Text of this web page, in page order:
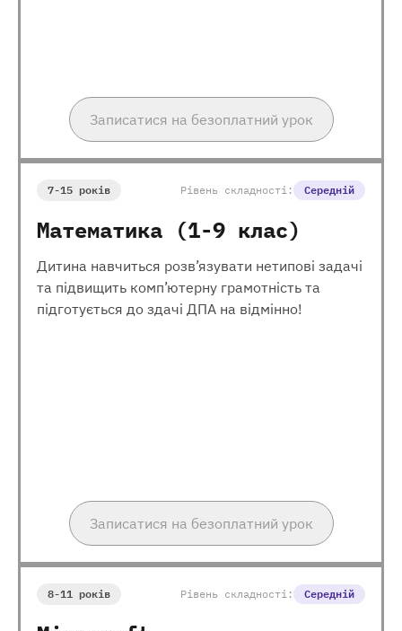
Записатися на безоплатний урок
7-15 років Рівень складності: Середній
Математика (1-9 клас)
Дитина навчиться розв’язувати нетипові задачі
та підвищить комп’ютерну грамотність та
підготується до здачі ДПА на відмінно!
Записатися на безоплатний урок
8-11 років Рівень складності: Середній